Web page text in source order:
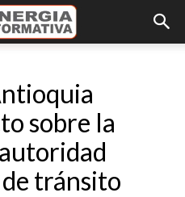
sobre la
tránsito